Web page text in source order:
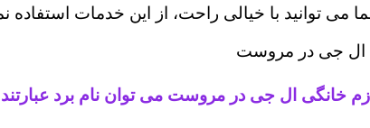
توانید با خیالی راحت، از این خدمات استفاده
ال جی در مروست
خانگی ال جی در مروست می توان نام برد عبارتند